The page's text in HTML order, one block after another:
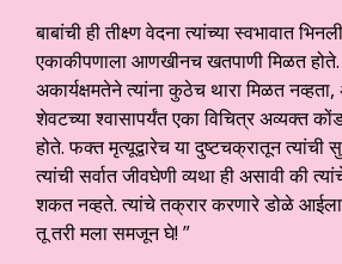
बाबांची ही तीक्ष्ण वेदना त्यांच्या स्वभावात
एकाकीपणाला आणखीनच खतपाणी मिळत होते.
अकार्यक्षमतेने त्यांना कुठेच थारा मिळत नव्हता,
शेवटच्या श्वासापर्यंत एका विचित्र अव्यक्त
होते. फक्त मृत्यूद्वारेच या दुष्टचक्रातून
त्यांची सर्वात जीवघेणी व्यथा ही असावी की
शकत नव्हते. त्यांचे तक्रार करणारे डोळे
तू तरी मला समजून घे! ”